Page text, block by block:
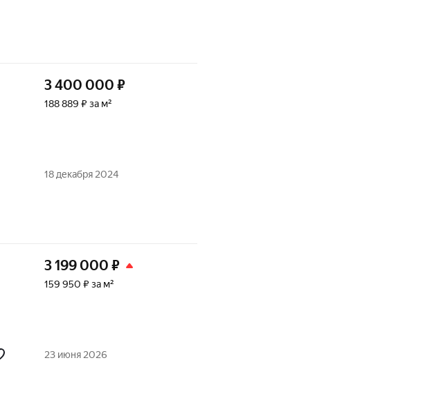
3 400 000 ₽
188 889 ₽ за м²
18 декабря 2024
3 199 000 ₽
159 950 ₽ за м²
23 июня 2026